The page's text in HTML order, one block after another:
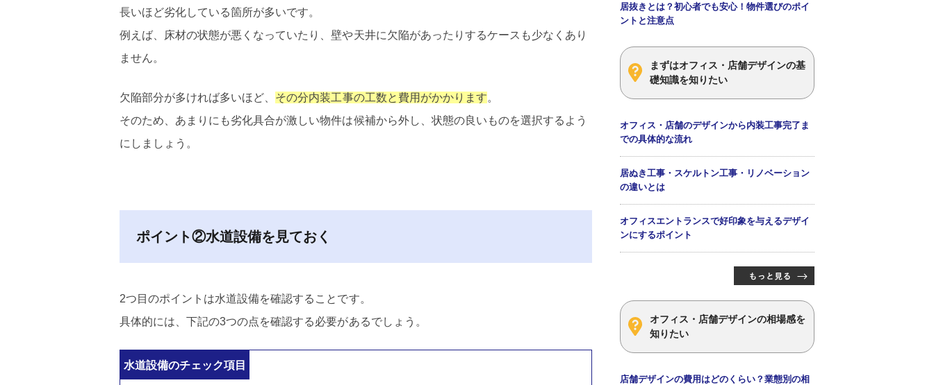
長いほど劣化している箇所が多いです。
例えば、床材の状態が悪くなっていたり、壁や天井に欠陥があったりするケースも少なくあり
ません。
欠陥部分が多ければ多いほど、 その分内装工事の工数と費用がかかります。
そのため、あまりにも劣化具合が激しい物件は候補から外し、状態の良いものを選択するよう
にしましょう。
ポイント②水道設備を見ておく
2つ目のポイントは水道設備を確認することです。
具体的には、下記の3つの点を確認する必要があるでしょう。
水道設備のチェック項目
居抜きとは？初心者でも安心！物件選びのポイ
ントと注意点
まずはオフィス・店舗デザインの基
礎知識を知りたい
オフィス・店舗のデザインから内装工事完了ま
での具体的な流れ
居ぬき工事・スケルトン工事・リノベーション
の違いとは
オフィスエントランスで好印象を与えるデザイ
ンにするポイント
オフィス・店舗デザインの相場感を
知りたい
店舗デザインの費用はどのくらい？業態別の相